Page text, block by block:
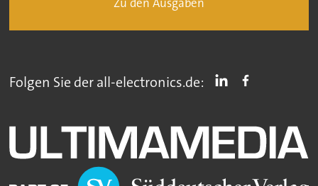
Folgen Sie der all-electronics.de: